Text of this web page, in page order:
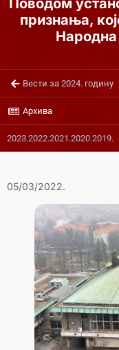
Поводом
признања,
Народна
Вести за 2024. годину
Архива
2023.2022.2021.2020.2019.
05/03/2022.